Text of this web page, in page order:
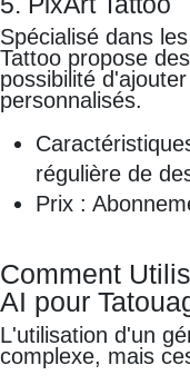
Spécialisé dans
Tattoo propose
possibilité
personnalisés.
régulière de
Prix :
Comment
AI pour
L'utilisation d'un
complexe, mais